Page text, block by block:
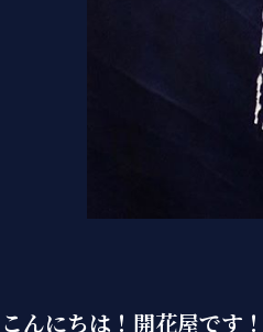
こんにちは！開花屋です